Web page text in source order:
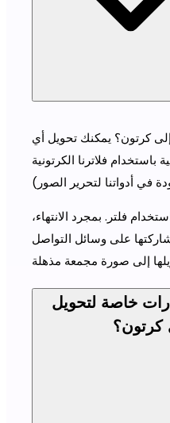
كرتون؟ يمكنك تحويل أي
فلاترنا الكرتونية
فلتر. بمجرد الانتهاء،
على وسائل التواصل
خاصة لتحويل
كرتون؟